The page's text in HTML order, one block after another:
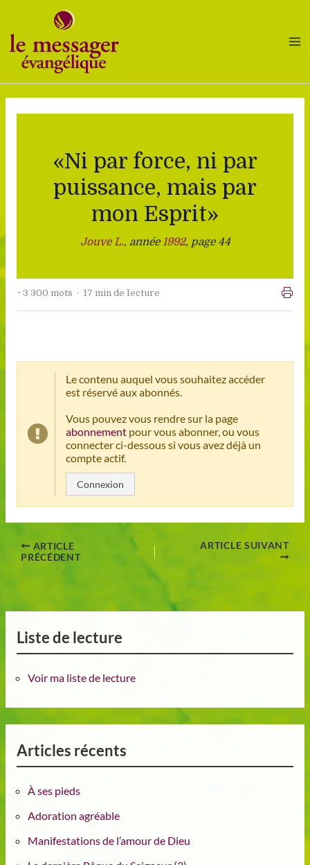
contenu
«Ni par force, ni par
puissance, mais par
mon Esprit»
Jouve L., année1992, page 44
~ 3 300 mots · 17 min de lecture
Le contenu auquel vous souhaitez accéder
est réservé aux abonnés.
Vous pouvez vous rendre sur la page
abonnementpour vous abonner, ou vous
connecter ci-dessous si vous avez déjà un
compte actif.
Connexion
ARTICLE
PRÉCÉDENT
ARTICLE SUIVANT
Liste de lecture
Voir ma liste de lecture
Articles récents
À ses pieds
Adoration agréable
Manifestations de l’amour de Dieu